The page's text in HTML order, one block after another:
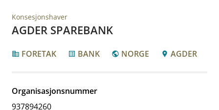
Konsesjonshaver
AGDER SPAREBANK
corporate_fare FORETAK list_alt BANK public NORGE location_pin AGDER
Organisasjonsnummer
937894260